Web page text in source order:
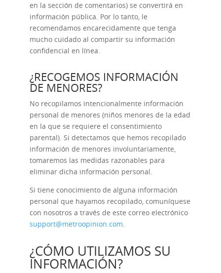
en la sección de comentarios) se convertirá en
información pública. Por lo tanto, le
recomendamos encarecidamente que tenga
mucho cuidado al compartir su información
confidencial en línea.
¿RECOGEMOS INFORMACIÓN
DE MENORES?
No recopilamos intencionalmente información
personal de menores (niños menores de la edad
en la que se requiere el consentimiento
parental). Si detectamos que hemos recopilado
información de menores involuntariamente,
tomaremos las medidas razonables para
eliminar dicha información personal.
Si tiene conocimiento de alguna información
personal que hayamos recopilado, comuníquese
con nosotros a través de este correo electrónico
support@metroopinion.com.
¿CÓMO UTILIZAMOS SU
INFORMACIÓN?